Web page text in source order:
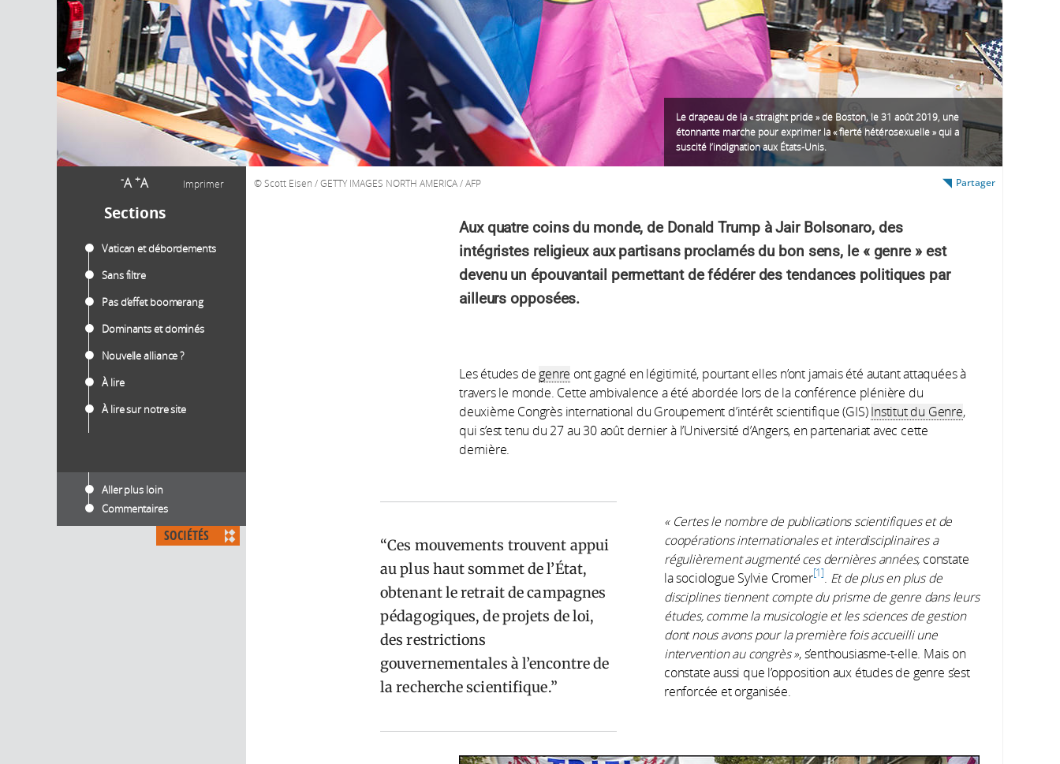
-A +A Imprimer
Sections
Vatican et débordements
Sans filtre
Pas d’effet boomerang
Dominants et dominés
Nouvelle alliance ?
À lire
À lire sur notre site
Aller plus loin
Commentaires
SOCIÉTÉS
Le drapeau de la « straight pride » de Boston, le 31 août 2019, une
étonnante marche pour exprimer la « fierté hétérosexuelle » qui a
suscité l’indignation aux États-Unis.
Scott Eisen / GETTY IMAGES NORTH AMERICA / AFP Partager
Aux quatre coins du monde, de Donald Trump à Jair Bolsonaro, des
intégristes religieux aux partisans proclamés du bon sens, le « genre » est
devenu un épouvantail permettant de fédérer des tendances politiques par
ailleurs opposées.
Les études de genre ont gagné en légitimité, pourtant elles n’ont jamais été autant attaquées à
travers le monde. Cette ambivalence a été abordée lors de la conférence plénière du
deuxième Congrès international du Groupement d’intérêt scientifique (GIS) Institut du Genre,
qui s’est tenu du 27 au 30 août dernier à l’Université d’Angers, en partenariat avec cette
dernière.
Ces mouvements trouvent appui
au plus haut sommet de l’État,
obtenant le retrait de campagnes
pédagogiques, de projets de loi,
des restrictions
gouvernementales à l’encontre de
la recherche scientifique.
« Certes le nombre de publications scientifiques et de
coopérations internationales et interdisciplinaires a
régulièrement augmenté ces dernières années, constate
la sociologue Sylvie Cromer 1
Et de plus en plus de
disciplines tiennent compte du prisme de genre dans leurs
études, comme la musicologie et les sciences de gestion
dont nous avons pour la première fois accueilli une
intervention au congrès », s’enthousiasme-t-elle. Mais on
constate aussi que l’opposition aux études de genre s’est
renforcée et organisée.